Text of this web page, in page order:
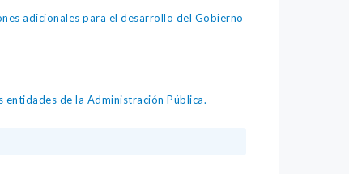
adicionales para el desarrollo del Gobierno
de la Administración Pública.